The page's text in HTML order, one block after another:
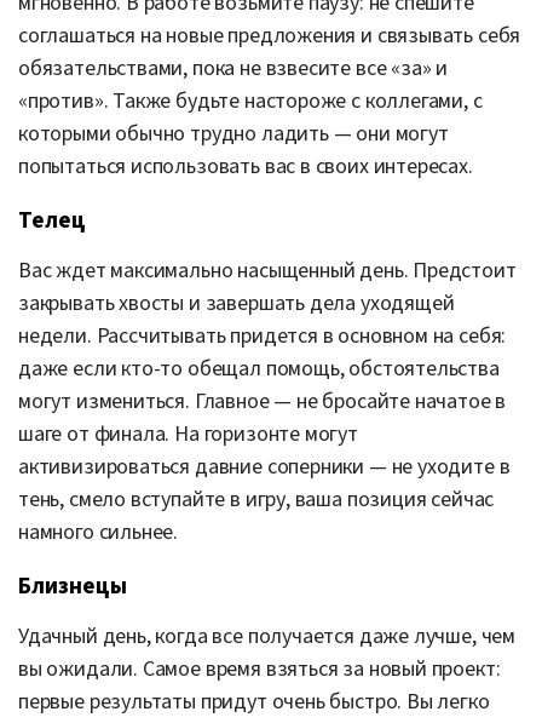
соглашаться на новые предложения и связывать себя
обязательствами, пока не взвесите все «за» и
«против». Также будьте настороже с коллегами, с
которыми обычно трудно ладить — они могут
попытаться использовать вас в своих интересах.
Телец
Вас ждет максимально насыщенный день. Предстоит
закрывать хвосты и завершать дела уходящей
недели. Рассчитывать придется в основном на себя:
даже если кто-то обещал помощь, обстоятельства
могут измениться. Главное — не бросайте начатое в
шаге от финала. На горизонте могут
активизироваться давние соперники — не уходите в
тень, смело вступайте в игру, ваша позиция сейчас
намного сильнее.
Близнецы
Удачный день, когда все получается даже лучше, чем
вы ожидали. Самое время взяться за новый проект:
первые результаты придут очень быстро. Вы легко